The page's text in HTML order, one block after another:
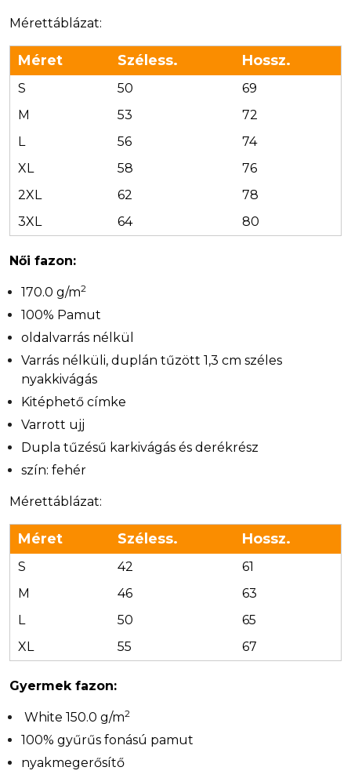
Mérettáblázat:
Méret Széless. Hossz.
S 50
69
M
53
72
L
56
74
XL
58
76
2XL
62
78
3XL
64 80
Női fazon:
170.0 g/m2
100% Pamut
oldalvarrás nélkül
Varrás nélküli, duplán tűzött 1,3 cm széles
nyakkivágás
Kitéphető címke
Varrott ujj
Dupla tűzésű karkivágás és derékrész
szín: fehér
Mérettáblázat:
Méret Széless. Hossz.
S 42
61
M
46
63
L
50
65
XL
55 67
Gyermek fazon:
White 150.0 g/m2
100% gyűrűs fonású pamut
nyakmegerősítő